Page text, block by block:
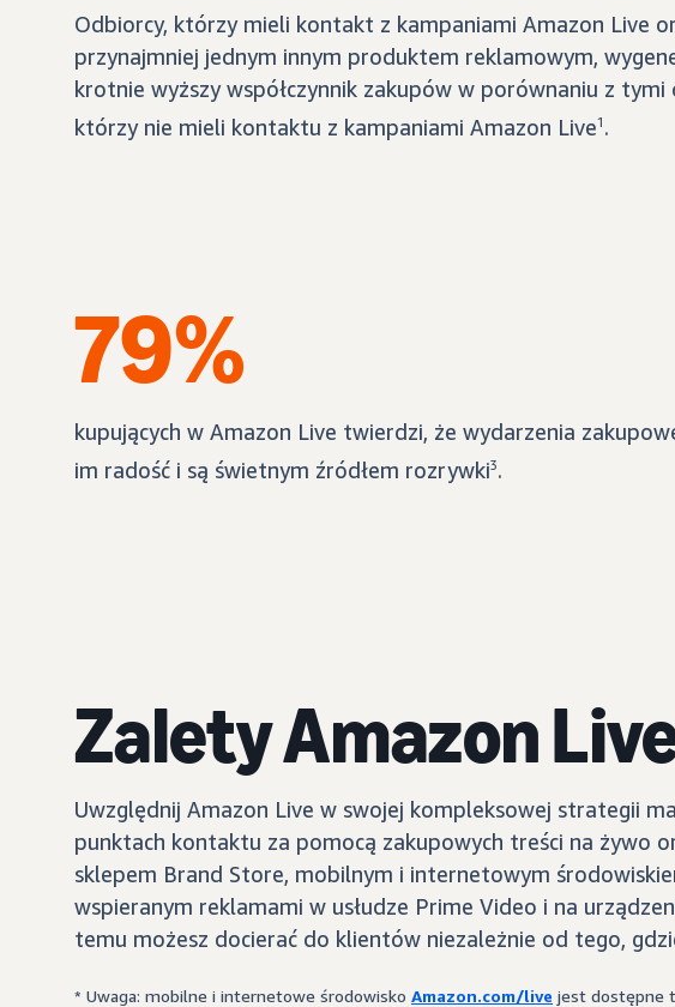
Odbiorcy, którzy mieli kontakt z kampaniami Amazon Live
przynajmniej jednym innym produktem reklamowym,
krotnie wyższy współczynnik zakupów w porównaniu z tymi
którzy nie mieli kontaktu z kampaniami Amazon Live1 .
79%
kupujących w Amazon Live twierdzi, że wydarzenia
im radość i są świetnym źródłem rozrywki3.
Zalety Amazon
Uwzględnij Amazon Live w swojej kompleksowej strategii
punktach kontaktu za pomocą zakupowych treści na żywo
sklepem Brand Store, mobilnym i internetowym
wspieranym reklamami w usłudze Prime Video i na
temu możesz docierać do klientów niezależnie od tego,
* Uwaga: mobilne i internetowe środowisko Amazon.com/live jest dostępne